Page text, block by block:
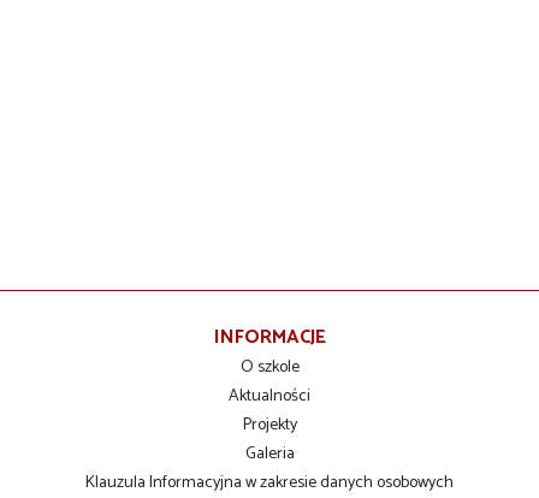
INFORMACJE
O szkole
Aktualności
Projekty
Galeria
Klauzula Informacyjna w zakresie danych osobowych